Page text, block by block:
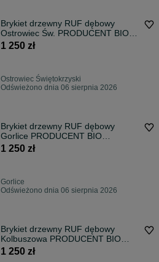
Brykiet drzewny RUF dębowy
Ostrowiec Św. PRODUCENT BIO
ENERGY GROUP
1 250 zł
Ostrowiec Świętokrzyski
Odświeżono dnia 06 sierpnia 2026
Brykiet drzewny RUF dębowy
Gorlice PRODUCENT BIO
ENERGY GROUP
1 250 zł
Gorlice
Odświeżono dnia 06 sierpnia 2026
Brykiet drzewny RUF dębowy
Kolbuszowa PRODUCENT BIO
ENERGY GROUP
1 250 zł